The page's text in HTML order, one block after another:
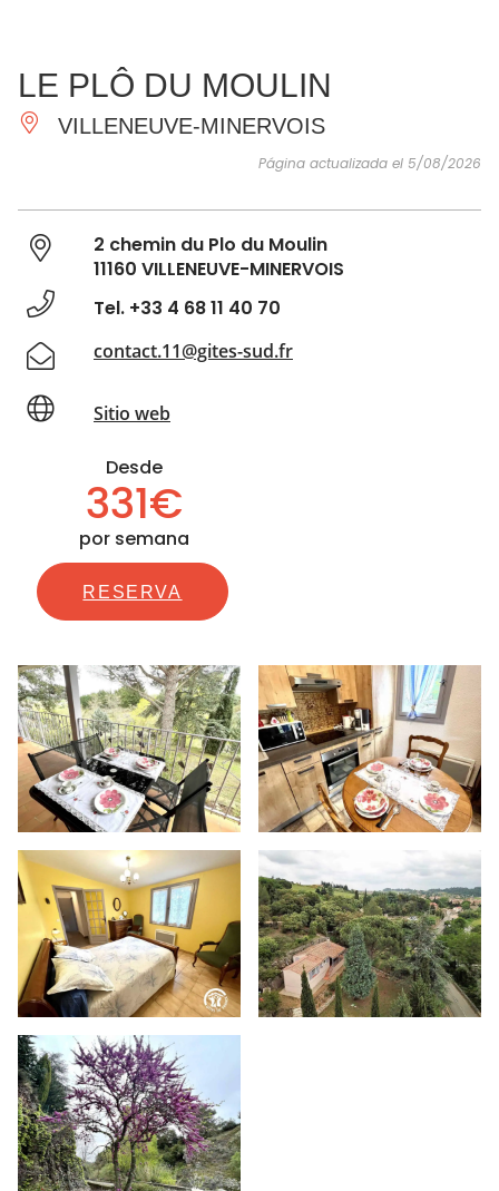
IMPRESCINDIBLES
HACER
INSPIRACIONES
LE PLÔ DU MOULIN
VILLENEUVE-MINERVOIS
Página actualizada el 5/08/2026
2 chemin du Plo du Moulin
11160 VILLENEUVE-MINERVOIS
Tel. +33 4 68 11 40 70
contact.11@gites-sud.fr
Sitio web
Desde
331€
por semana
RESERVA